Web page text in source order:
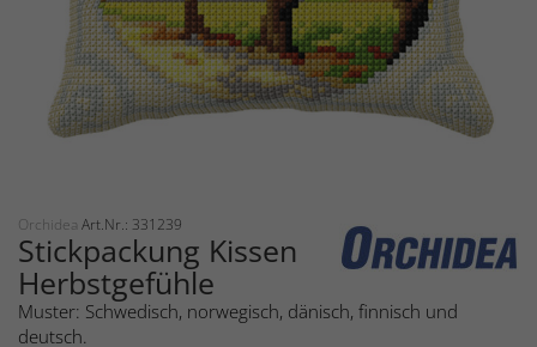
Orchidea Art.Nr.: 331239
Stickpackung Kissen
Herbstgefühle
Muster: Schwedisch, norwegisch, dänisch, finnisch und
deutsch.